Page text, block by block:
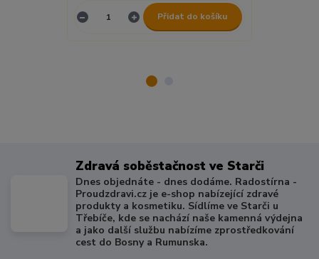
Přidat do košíku
Zdravá soběstačnost ve Starči
Dnes objednáte - dnes dodáme. Radostírna -
Proudzdravi.cz je e-shop nabízející zdravé
produkty a kosmetiku. Sídlíme ve Starči u
Třebíče, kde se nachází naše kamenná výdejna
a jako další službu nabízíme zprostředkování
cest do Bosny a Rumunska.